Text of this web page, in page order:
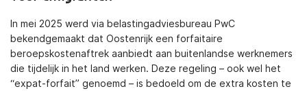
In mei 2025 werd via belastingadviesbureau PwC
bekendgemaakt dat Oostenrijk een forfaitaire
beroepskostenaftrek aanbiedt aan buitenlandse werknemers
die tijdelijk in het land werken. Deze regeling – ook wel het
“expat-forfait” genoemd – is bedoeld om de extra kosten te